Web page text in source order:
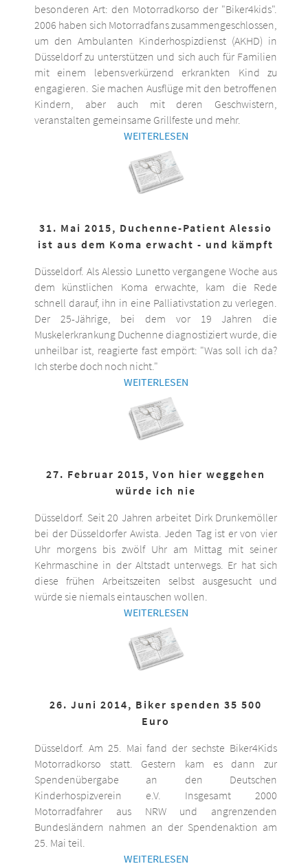
besonderen Art: den Motorradkorso der "Biker4kids".
2006 haben sich Motorradfans zusammengeschlossen,
um den Ambulanten Kinderhospizdienst (AKHD) in
Düsseldorf zu unterstützen und sich auch für Familien
mit einem lebensverkürzend erkrankten Kind zu
engagieren. Sie machen Ausflüge mit den betroffenen
Kindern, aber auch mit deren Geschwistern,
veranstalten gemeinsame Grillfeste und mehr.
WEITERLESEN
31. Mai 2015, Duchenne-Patient Alessio
ist aus dem Koma erwacht - und kämpft
Düsseldorf. Als Alessio Lunetto vergangene Woche aus
dem künstlichen Koma erwachte, kam die Rede
schnell darauf, ihn in eine Palliativstation zu verlegen.
Der 25-Jährige, bei dem vor 19 Jahren die
Muskelerkrankung Duchenne diagnostiziert wurde, die
unheilbar ist, reagierte fast empört: "Was soll ich da?
Ich sterbe doch noch nicht."
WEITERLESEN
27. Februar 2015, Von hier weggehen
würde ich nie
Düsseldorf. Seit 20 Jahren arbeitet Dirk Drunkemöller
bei der Düsseldorfer Awista. Jeden Tag ist er von vier
Uhr morgens bis zwölf Uhr am Mittag mit seiner
Kehrmaschine in der Altstadt unterwegs. Er hat sich
diese frühen Arbeitszeiten selbst ausgesucht und
würde sie niemals eintauschen wollen.
WEITERLESEN
26. Juni 2014, Biker spenden 35 500
Euro
Düsseldorf. Am 25. Mai fand der sechste Biker4Kids
Motorradkorso statt. Gestern kam es dann zur
Spendenübergabe an den Deutschen
Kinderhospizverein e.V. Insgesamt 2000
Motorradfahrer aus NRW und angrenzenden
Bundesländern nahmen an der Spendenaktion am
25. Mai teil.
WEITERLESEN